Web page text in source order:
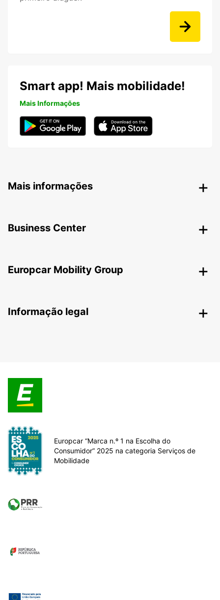
Smart app! Mais mobilidade!
Mais Informações
Mais informações
Business Center
Europcar Mobility Group
Informação legal
Europcar “Marca n.º 1 na Escolha do
Consumidor” 2025 na categoria Serviços de
Mobilidade